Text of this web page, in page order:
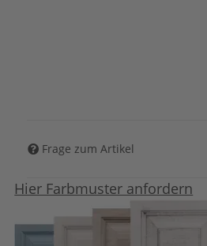
Frage zum Artikel
Hier Farbmuster anfordern